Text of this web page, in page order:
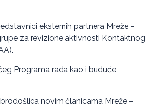
eksternih partnera Mreže –
za revizione aktivnosti Kontaktnog
Programa rada kao i buduće
novim članicama Mreže –